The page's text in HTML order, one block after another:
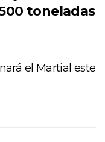
toneladas
el Martial este